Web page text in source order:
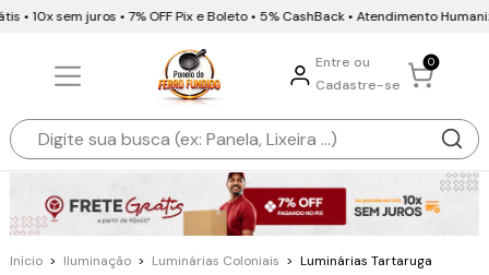
• 10x sem juros • 7% OFF Pix e Boleto • 5% CashBack • Atendimento
Entre ou
Cadastre-se
0
Início > Iluminação > Luminárias Coloniais > Luminárias Tartaruga